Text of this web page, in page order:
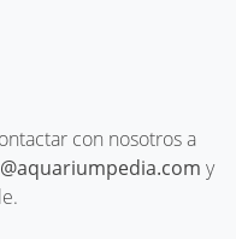
con nosotros a
y